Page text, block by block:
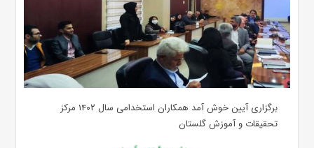
برگزاری آیین خوش آمد همکاران استخدامی سال ۱۴۰۲ مرکز
تحقیقات و آموزش گلستان